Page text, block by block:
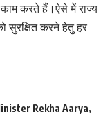
काम करते हैं।ऐसे में राज्य
सुरक्षित करने हेतु हर
Rekha Aarya